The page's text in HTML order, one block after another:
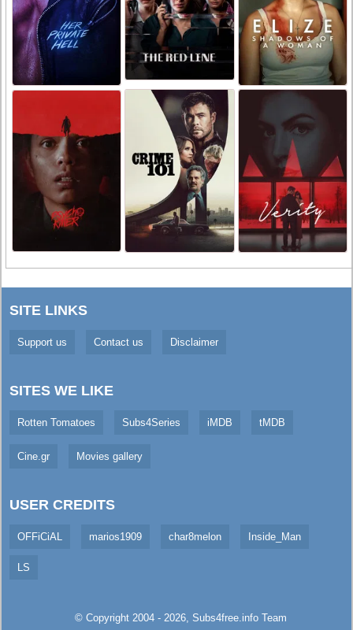
SITE LINKS
Support us Contact us Disclaimer
SITES WE LIKE
Rotten Tomatoes Subs4Series iMDB tMDB
Cine.gr Movies gallery
USER CREDITS
OFFiCiAL marios1909 char8melon Inside_Man
LS
© Copyright 2004 - 2026, Subs4free.infoTeam